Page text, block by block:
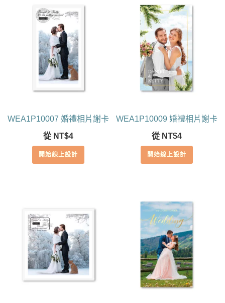
WEA1P10007 婚禮相片謝卡
從 NT$4
開始線上設計
WEA1P10009 婚禮相片謝卡
從 NT$4
開始線上設計